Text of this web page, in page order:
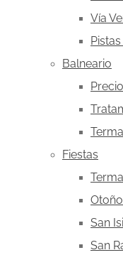
Vía
Balneario
Fiestas
San
San